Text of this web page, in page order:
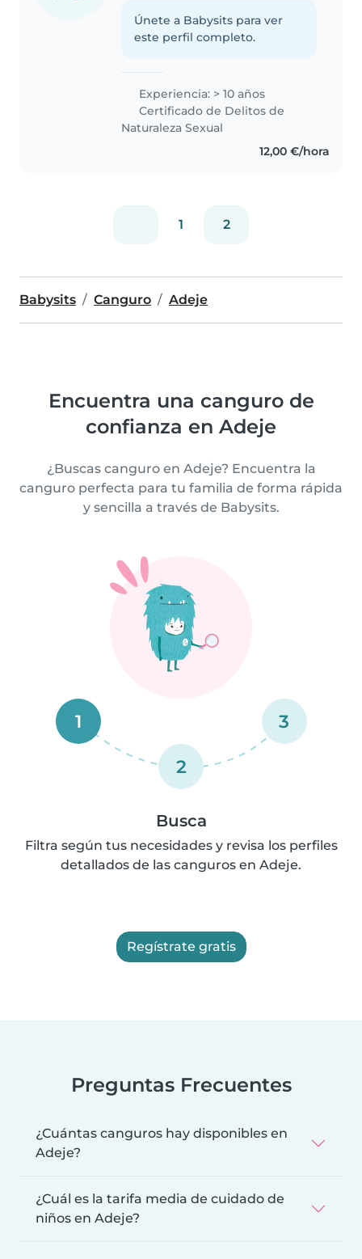
Únete a Babysits para ver
este perfil completo.
Experiencia: > 10 años
Certificado de Delitos de
Naturaleza Sexual
12,00 €/hora
1 2
Babysits Canguro Adeje
Encuentra una canguro de
confianza en Adeje
¿Buscas canguro en Adeje? Encuentra la
canguro perfecta para tu familia de forma rápida
y sencilla a través de Babysits.
1
2
3
Busca
Filtra según tus necesidades y revisa los perfiles
detallados de las canguros en Adeje.
Regístrate gratis
Preguntas Frecuentes
¿Cuántas canguros hay disponibles en
Adeje?
¿Cuál es la tarifa media de cuidado de
niños en Adeje?